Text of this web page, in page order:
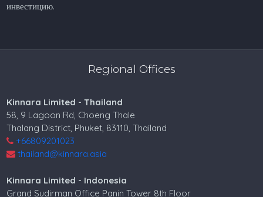
инвестицию.
Regional Offices
Kinnara Limited - Thailand
58, 9 Lagoon Rd, Choeng Thale
Thalang District, Phuket, 83110, Thailand
+66809201023
thailand@kinnara.asia
Kinnara Limited - Indonesia
Grand Sudirman Office Panin Tower 8th Floor